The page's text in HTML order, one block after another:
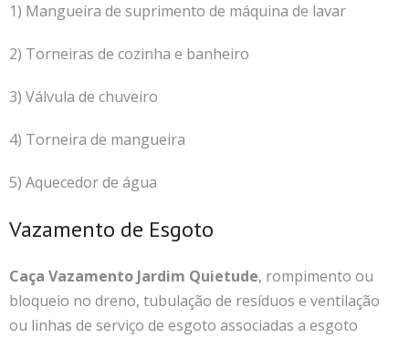
1) Mangueira de suprimento de máquina de lavar
2) Torneiras de cozinha e banheiro
3) Válvula de chuveiro
4) Torneira de mangueira
5) Aquecedor de água
Vazamento de Esgoto
Caça Vazamento Jardim Quietude, rompimento ou
bloqueio no dreno, tubulação de resíduos e ventilação
ou linhas de serviço de esgoto associadas a esgoto